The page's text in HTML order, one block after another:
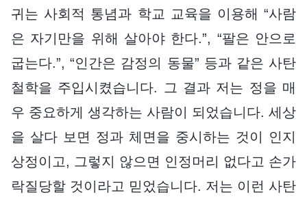
귀는 사회적 통념과 학교 교육을 이용해 “사람
은 자기만을 위해 살아야 한다.”, “팔은 안으로
굽는다.”, “인간은 감정의 동물” 등과 같은 사탄
철학을 주입시켰습니다. 그 결과 저는 정을 매
우 중요하게 생각하는 사람이 되었습니다. 세상
을 살다 보면 정과 체면을 중시하는 것이 인지
상정이고, 그렇지 않으면 인정머리 없다고 손가
락질당할 것이라고 믿었습니다. 저는 이런 사탄